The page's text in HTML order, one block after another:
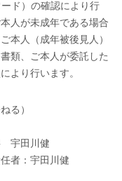
ド）の確認により行
人が未成年である場合
本人（成年被後見人）
類、ご本人が委託した
より行います。
る）
宇田川健
者：宇田川健